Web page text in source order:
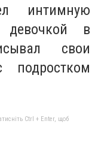
интимную
девочкой в
свои
подростком
Ctrl + Enter, щоб